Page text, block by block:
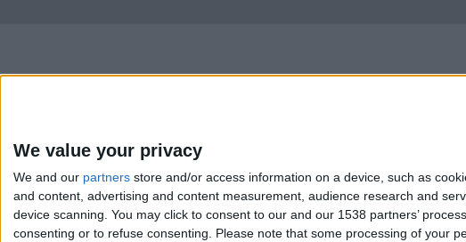
We value your privacy
We and our partners store and/or access information on a device, such as
and content, advertising and content measurement, audience research and
device scanning. You may click to consent to our and our 1538 partners’
consenting or to refuse consenting.
Please note that some processing of your